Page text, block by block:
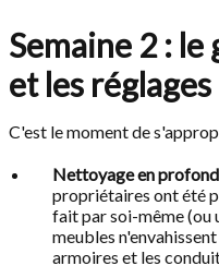
Semaine 2 :
et les réglages
C'est le moment de
Nettoyage en
propriétaires ont été
fait par soi-même (ou
meubles
armoires et les